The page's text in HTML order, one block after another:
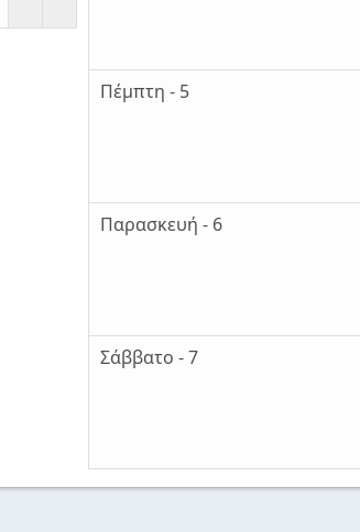
Πέμπτη - 5
Παρασκευή - 6
Σάββατο - 7